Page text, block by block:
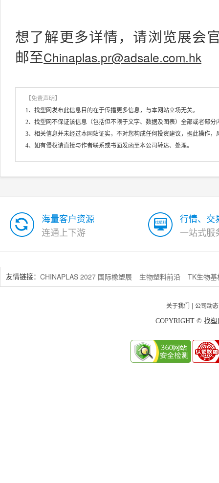
想了解更多详情，请浏览展会
邮至Chinaplas.pr@adsale.com.hk
【免责声明】
1、找塑网发布此信息目的在于传播更多信息，与本网站立场无关。
2、找塑网不保证该信息（包括但不限于文字、数据及图表）全部或者部
3、相关信息并未经过本网站证实，不对您构成任何投资建议，据此操作，
4、如有侵权请直接与作者联系或书面发函至本公司转达、处理。
海量客户资源
连通上下游
行情、交
一站式服
友情链接： CHINAPLAS 2027 国际橡塑展 生物塑料前沿 TK生物
关于我们 公司动态
COPYRIGHT © 找塑